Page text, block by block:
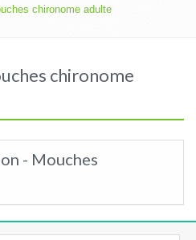
chironome adulte
chironome
- Mouches